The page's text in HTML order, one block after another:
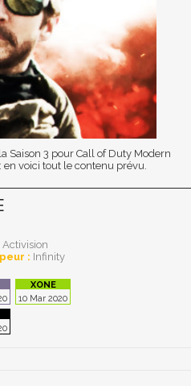
Saison 3 pour Call of Duty Modern
voici tout le contenu prévu.
Activision
: Infinity
10 Mar 2020